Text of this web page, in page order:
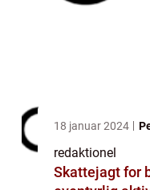
18 januar 2024
redaktionel
Skattejagt for